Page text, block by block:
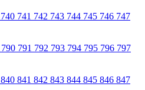
740 741 742 743 744 745 746 747
790 791 792 793 794 795 796 797
840 841 842 843 844 845 846 847